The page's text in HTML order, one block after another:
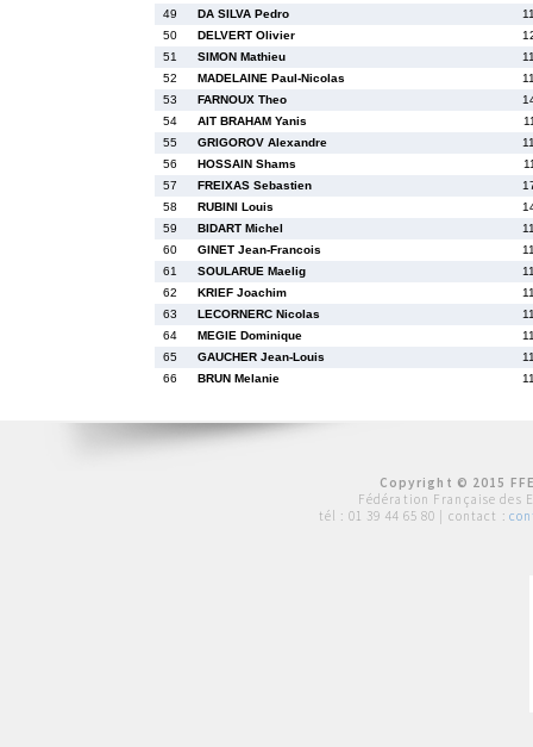
49
DA SILVA Pedro
50
DELVERT Olivier
51
SIMON Mathieu
52
MADELAINE Paul-Nicolas
53
FARNOUX Theo
54
AIT BRAHAM Yanis
55
GRIGOROV Alexandre
56
HOSSAIN Shams
57
FREIXAS Sebastien
58
RUBINI Louis
59
BIDART Michel
60
GINET Jean-Francois
61
SOULARUE Maelig
62
KRIEF Joachim
63
LECORNERC Nicolas
64
MEGIE Dominique
65
GAUCHER Jean-Louis
66
BRUN Melanie
Copyright © 2015
Fédération Française des
tél : 01 39 44 65 80 | contact :